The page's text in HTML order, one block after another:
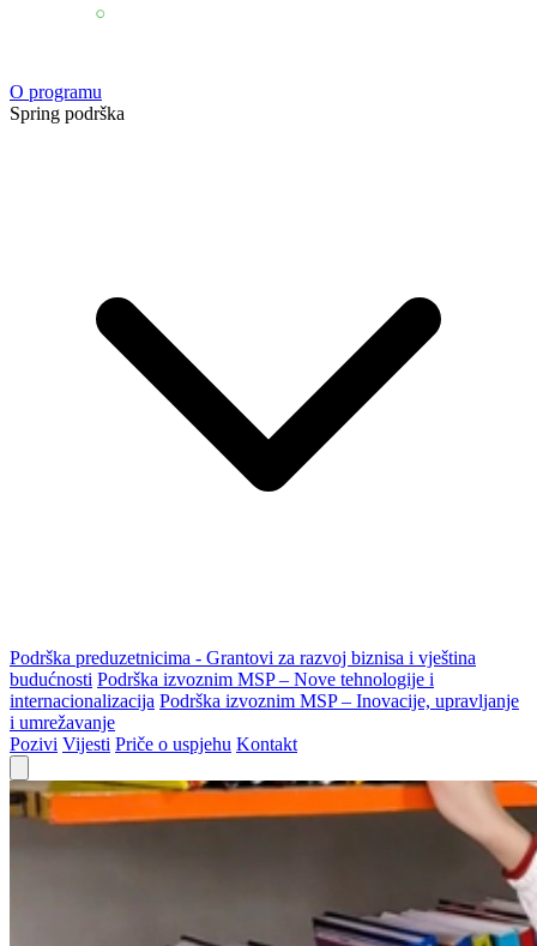
O programu
Spring podrška
Podrška preduzetnicima - Grantovi za razvoj biznisa i vještina
budućnosti Podrška izvoznim MSP – Nove tehnologije i
internacionalizacija Podrška izvoznim MSP – Inovacije, upravljanje
i umrežavanje
Pozivi Vijesti Priče o uspjehu Kontakt